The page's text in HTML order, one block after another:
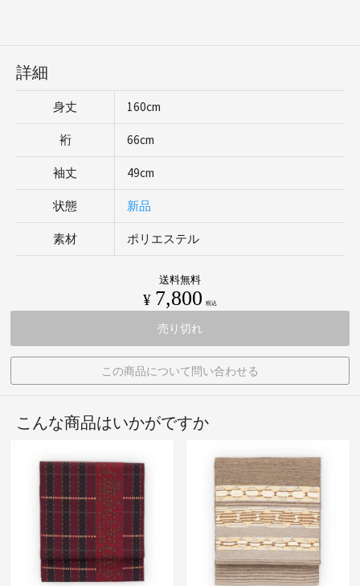
詳細
身丈 160cm
裄 66cm
袖丈 49cm
状態 新品
素材 ポリエステル
送料無料
¥ 7,800 税込
売り切れ
この商品について問い合わせる
こんな商品はいかがですか